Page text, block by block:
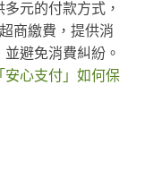
元的付款方式，
商繳費，提供消
避免消費糾紛。
安心支付」如何保